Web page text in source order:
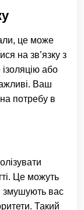
це може
на зв’язку з
або
Ваш
потребу в
Це можуть
змушують вас
Такий